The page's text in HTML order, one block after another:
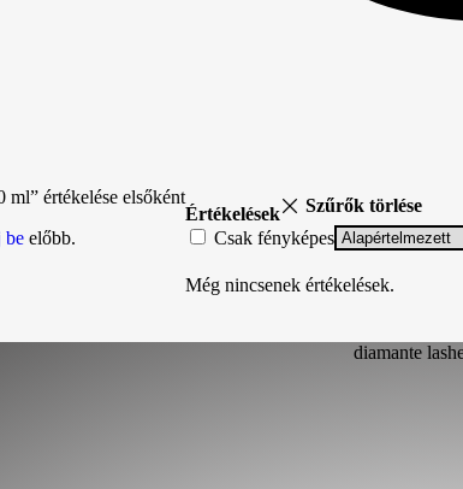
Értékelések
Szűrők törlése
Csak fényképes
Még nincsenek értékelések.
ml” értékelése elsőként
be előbb.